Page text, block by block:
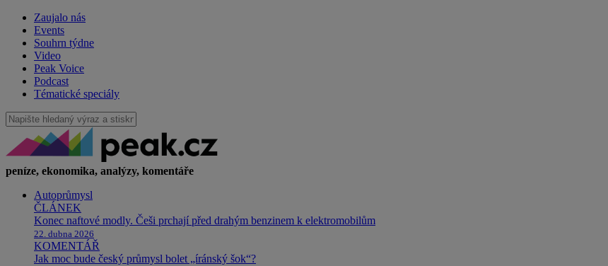
Zaujalo nás
Events
Souhrn týdne
Video
Peak Voice
Podcast
Tématické speciály
peníze, ekonomika, analýzy, komentáře
Autoprůmysl
ČLÁNEK
Konec naftové modly. Češi prchají před drahým benzinem k elektromobilům
22. dubna 2026
KOMENTÁŘ
Jak moc bude český průmysl bolet „íránský šok“?